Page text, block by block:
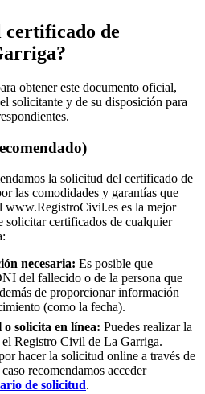
certificado de
?
obtener este documento oficial,
solicitante y de su disposición para
la solicitud del certificado de
las comodidades y garantías que
www.RegistroCivil.es es la mejor
solicitar certificados de cualquier
:
necesaria: Es posible que
del fallecido o de la persona que
de proporcionar información
(como la fecha).
solicita en línea: Puedes realizar la
el Registro Civil de La Garriga.
hacer la solicitud online a través de
recomendamos acceder
de solicitud.